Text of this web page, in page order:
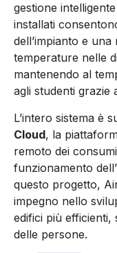
gestione
installati
dell’impianto e
temperature nelle
mantenendo al
agli studenti grazie
L’intero sistema è
Cloud, la
remoto dei
funzionamento
questo progetto,
impegno nello
edifici più efficienti,
delle persone.